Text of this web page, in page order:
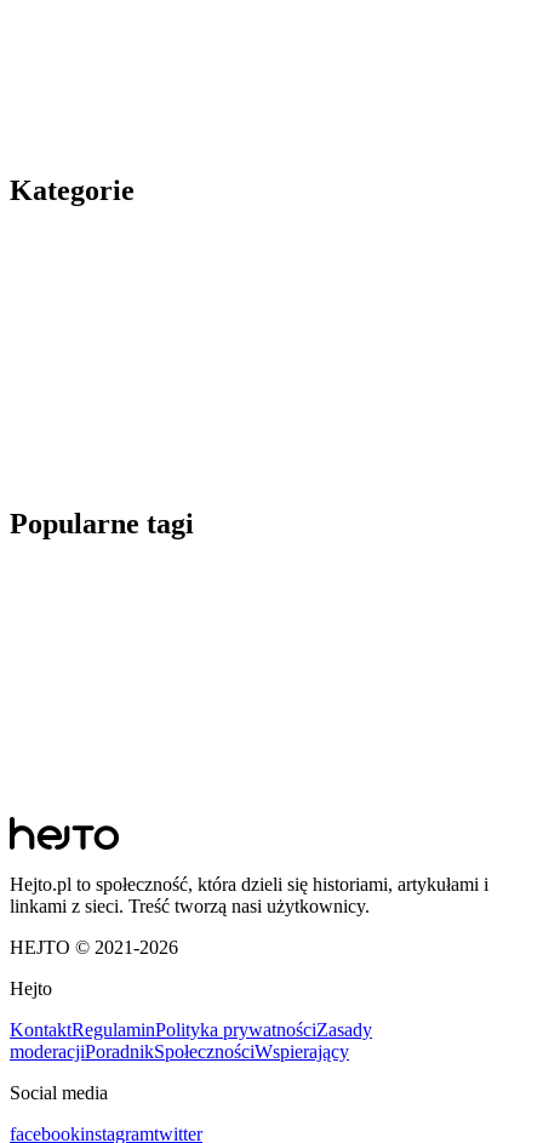
Kategorie
Popularne tagi
Hejto.pl to społeczność, która dzieli się historiami, artykułami i
linkami z sieci. Treść tworzą nasi użytkownicy.
HEJTO © 2021-2026
Hejto
KontaktRegulaminPolityka prywatnościZasady
moderacjiPoradnikSpołecznościWspierający
Social media
facebookinstagramtwitter